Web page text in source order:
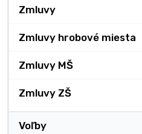
Zmluvy
Zmluvy hrobové miesta
Zmluvy MŠ
Zmluvy ZŠ
Voľby